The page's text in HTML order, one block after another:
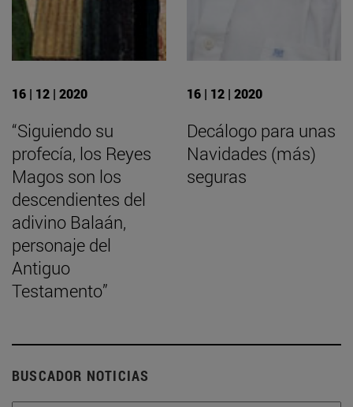
16 | 12 | 2020
“Siguiendo su
profecía, los Reyes
Magos son los
descendientes del
adivino Balaán,
personaje del
Antiguo
Testamento”
16 | 12 | 2020
Decálogo para unas
Navidades (más)
seguras
BUSCADOR NOTICIAS